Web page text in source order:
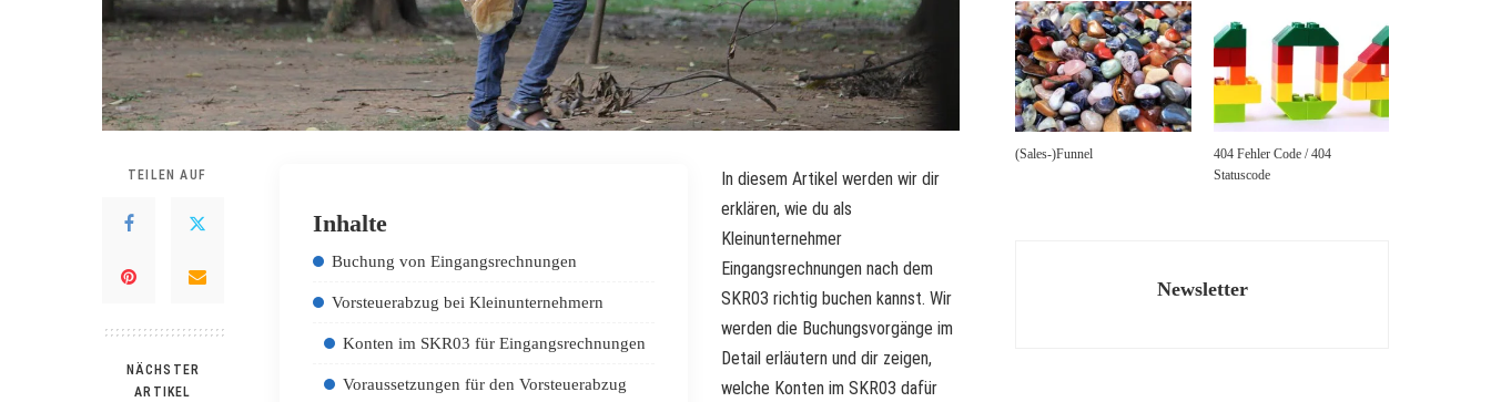
TEILEN AUF
NÄCHSTER
ARTIKEL
Inhalte
Buchung von Eingangsrechnungen
Vorsteuerabzug bei Kleinunternehmern
Konten im SKR03 für Eingangsrechnungen
Voraussetzungen für den Vorsteuerabzug
In diesem Artikel werden wir dir
erklären, wie du als
Kleinunternehmer
Eingangsrechnungen nach dem
SKR03 richtig buchen kannst. Wir
werden die Buchungsvorgänge im
Detail erläutern und dir zeigen,
welche Konten im SKR03 dafür
(Sales-)Funnel
404 Fehler Code / 404
Statuscode
Newsletter